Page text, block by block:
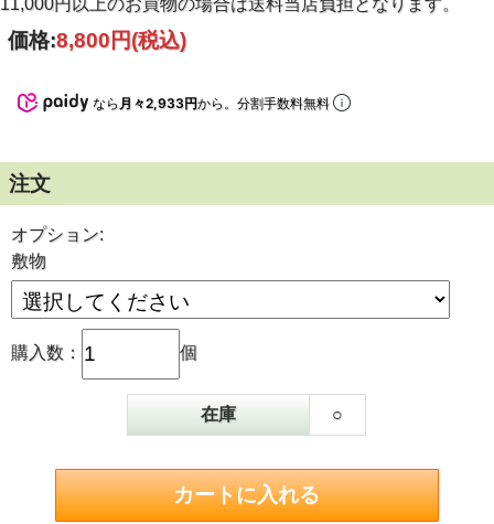
錆の心配もなくお手入れも簡単。
長年にわたって安心してご使用いただけます。
てご使用できません。
※鉄分の溶出はございません。
価格:8,800円(税込)
なら 月々2,933円から。分割手数料無料
注文
オプション:
敷物
購入数： 個
在庫 ○